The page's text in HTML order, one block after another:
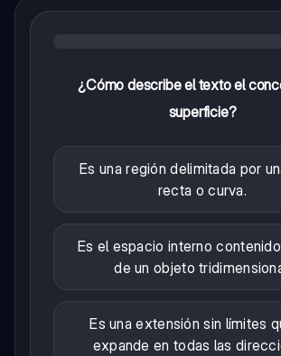
¿Cómo describe el texto el
superficie?
Es una región delimitada por
recta o curva.
Es el espacio interno
de un objeto
Es una extensión sin límites
expande en todas las